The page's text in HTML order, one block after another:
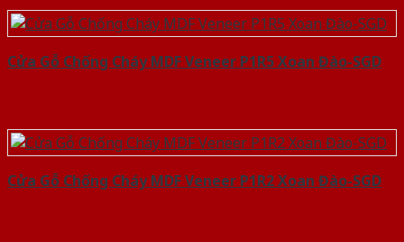
Cửa Gỗ Chống Cháy MDF Veneer P1R5 Xoan Đào-SGD
Cửa Gỗ Chống Cháy MDF Veneer P1R2 Xoan Đào-SGD